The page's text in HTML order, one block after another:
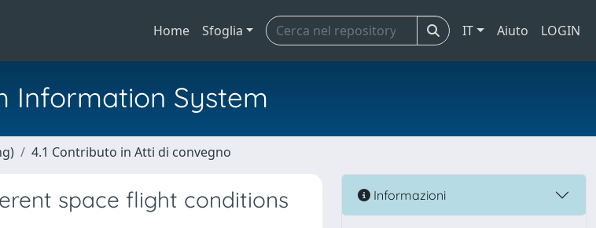
Home Sfoglia IT Aiuto LOGIN
Information System
4.1 Contributo in Atti di convegno
space flight conditions
Informazioni